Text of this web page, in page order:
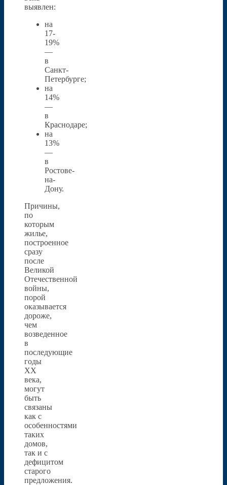
выявлен:
на
17-
19%
—
в
Санкт-
Петербурге;
на
14%
—
в
Краснодаре;
на
13%
—
в
Ростове-
на-
Дону.
Причины,
по
которым
жилье,
построенное
сразу
после
Великой
Отечественной
войны,
порой
оказывается
дороже,
чем
возведенное
в
последующие
годы
XX
века,
могут
быть
связаны
как с
особенностями
таких
домов,
так и с
дефицитом
старого
предложения.